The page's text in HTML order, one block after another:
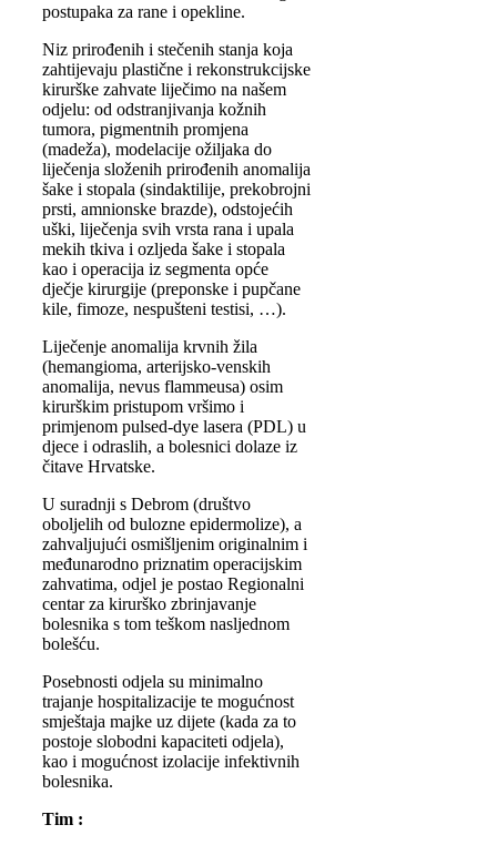
postupaka za rane i opekline.
Niz prirođenih i stečenih stanja koja
zahtijevaju plastične i rekonstrukcijske
kirurške zahvate liječimo na našem
odjelu: od odstranjivanja kožnih
tumora, pigmentnih promjena
(madeža), modelacije ožiljaka do
liječenja složenih prirođenih anomalija
šake i stopala (sindaktilije, prekobrojni
prsti, amnionske brazde), odstojećih
uški, liječenja svih vrsta rana i upala
mekih tkiva i ozljeda šake i stopala
kao i operacija iz segmenta opće
dječje kirurgije (preponske i pupčane
kile, fimoze, nespušteni testisi, …).
Liječenje anomalija krvnih žila
(hemangioma, arterijsko-venskih
anomalija, nevus flammeusa) osim
kirurškim pristupom vršimo i
primjenom pulsed-dye lasera (PDL) u
djece i odraslih, a bolesnici dolaze iz
čitave Hrvatske.
U suradnji s Debrom (društvo
oboljelih od bulozne epidermolize), a
zahvaljujući osmišljenim originalnim i
međunarodno priznatim operacijskim
zahvatima, odjel je postao Regionalni
centar za kirurško zbrinjavanje
bolesnika s tom teškom nasljednom
bolešću.
Posebnosti odjela su minimalno
trajanje hospitalizacije te mogućnost
smještaja majke uz dijete (kada za to
postoje slobodni kapaciteti odjela),
kao i mogućnost izolacije infektivnih
bolesnika.
Tim :